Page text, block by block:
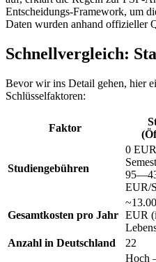
Entscheidungs-Framework, um
Daten wurden anhand offizieller
Schnellvergleich:
Bevor wir ins Detail gehen, hier
Schlüsselfaktoren:
Faktor
Studiengebühren
0
EUR/
Gesamtkosten pro Jahr EUR
Anzahl in Deutschland
22
Hoch